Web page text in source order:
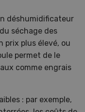
déshumidificateur
séchage des
prix plus élevé, ou
permet de le
comme engrais
: par exemple,